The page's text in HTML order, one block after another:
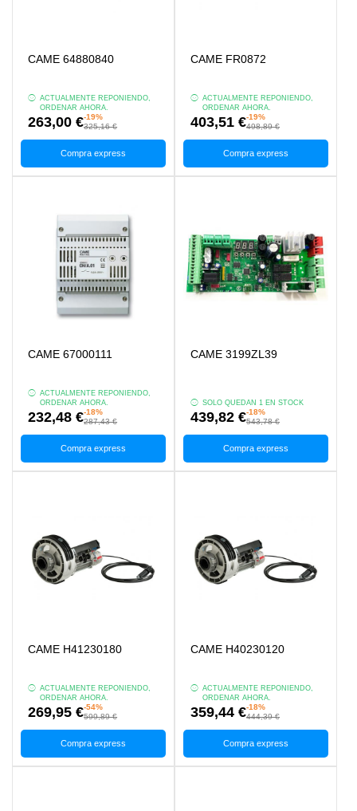
CAME 64880840
ACTUALMENTE REPONIENDO,
ORDENAR AHORA.
263,00 €-19%
325,16 €
Compra express
CAME FR0872
ACTUALMENTE REPONIENDO,
ORDENAR AHORA.
403,51 €-19%
498,89 €
Compra express
CAME 67000111
ACTUALMENTE REPONIENDO,
ORDENAR AHORA.
232,48 €-18%
287,43 €
Compra express
CAME 3199ZL39
SOLO QUEDAN 1 EN STOCK
439,82 €-18%
543,78 €
Compra express
CAME H41230180
ACTUALMENTE REPONIENDO,
ORDENAR AHORA.
269,95 €-54%
599,89 €
Compra express
CAME H40230120
ACTUALMENTE REPONIENDO,
ORDENAR AHORA.
359,44 €-18%
444,39 €
Compra express